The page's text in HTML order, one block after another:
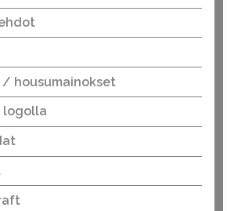
housumainokset
logolla